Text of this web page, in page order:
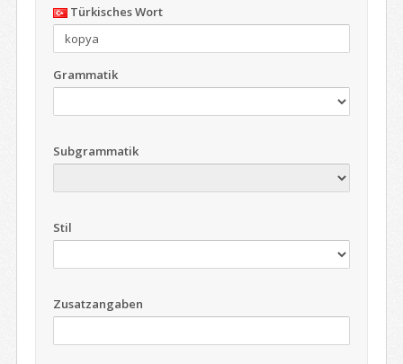
Türkisches Wort
Grammatik
Subgrammatik
Stil
Zusatzangaben